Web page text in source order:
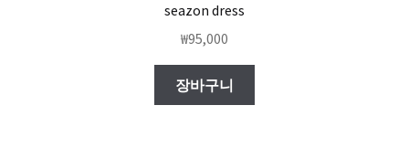
seazon dress
₩95,000
장바구니